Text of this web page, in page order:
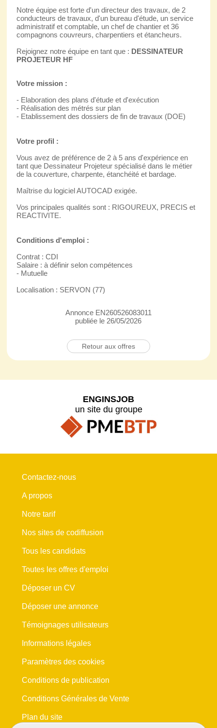
Notre équipe est forte d'un directeur des travaux, de 2
conducteurs de travaux, d'un bureau d'étude, un service
administratif et comptable, un chef de chantier et 36
compagnons couvreurs, charpentiers et étancheurs.
Rejoignez notre équipe en tant que : DESSINATEUR
PROJETEUR HF
Votre mission :
- Elaboration des plans d'étude et d'exécution
- Réalisation des métrés sur plan
- Etablissement des dossiers de fin de travaux (DOE)
Votre profil :
Vous avez de préférence de 2 à 5 ans d'expérience en
tant que Dessinateur Projeteur spécialisé dans le métier
de la couverture, charpente, étanchéité et bardage.
Maîtrise du logiciel AUTOCAD exigée.
Vos principales qualités sont : RIGOUREUX, PRECIS et
REACTIVITE.
Conditions d'emploi :
Contrat : CDI
Salaire : à définir selon compétences
- Mutuelle
Localisation : SERVON (77)
Annonce EN260526083011
publiée le 26/05/2026
Retour aux offres
ENGINSJOB
un site du groupe
Contactez-nous
A propos
Notre tarif
Nos sites de codiffusion
Tous les candidats
Toutes les offres d'emploi
Déposer un CV
Déposer une annonce
Témoignages utilisateurs
Informations légales
Paramètres des cookies
Conditions de publication
Conditions Générales de Vente
Plan du site